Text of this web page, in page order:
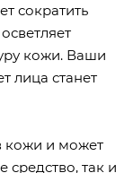
сократить
кожи. Ваши
лица станет
кожи и может
средство, так и